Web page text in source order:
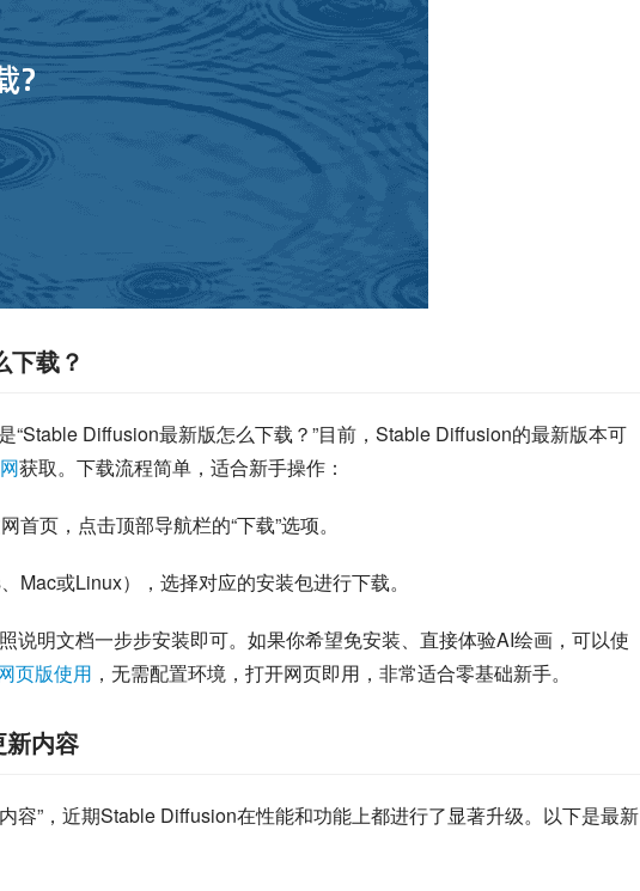
载？
“Stable Diffusion最新版怎么下载？”目前，Stable Diffusion的最新版本可
获取。下载流程简单，适合新手操作：
页，点击顶部导航栏的“下载”选项。
Mac或Linux），选择对应的安装包进行下载。
说明文档一步步安装即可。如果你希望免安装、直接体验AI绘画，可以使
页版使用 ，无需配置环境，打开网页即用，非常适合零基础新手。
内容
容”，近期Stable Diffusion在性能和功能上都进行了显著升级。以下是最新